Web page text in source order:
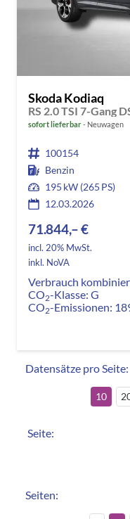
Skoda Kodiaq
RS 2.0 TSI 7-Gang
sofort lieferbar Neuwagen
100154
Benzin
195 kW (265 PS)
12.03.2026
71.844,– €
incl. 20% MwSt.
inkl. NoVA
Verbrauch
CO2-Klasse: G
CO2-Emissionen:
Datensätze pro Seite:
10
Seite:
Seiten: